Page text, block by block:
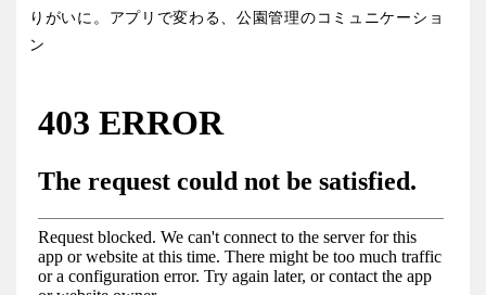
りがいに。アプリで変わる、公園管理のコミュニケーショ
ン